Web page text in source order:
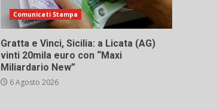
Comunicati Stampa
Gratta e Vinci, Sicilia: a Licata (AG)
vinti 20mila euro con “Maxi
Miliardario New”
6 Agosto 2026